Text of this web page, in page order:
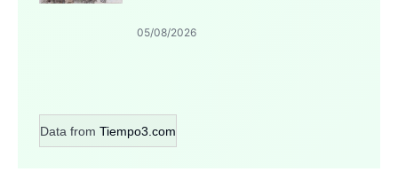
05/08/2026
Data from Tiempo3.com